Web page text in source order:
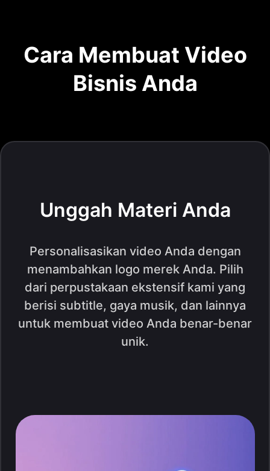
Cara Membuat Video
Bisnis Anda
Unggah Materi Anda
Personalisasikan video Anda dengan
menambahkan logo merek Anda. Pilih
dari perpustakaan ekstensif kami yang
berisi subtitle, gaya musik, dan lainnya
untuk membuat video Anda benar-benar
unik.